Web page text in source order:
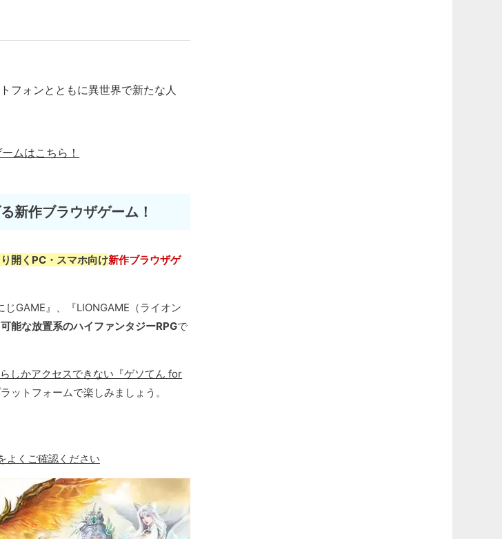
フォンとともに異世界で新たな人
ムはこちら！
新作ブラウザゲーム！
開くPC・スマホ向け新作ブラウザゲ
GAME』、『LIONGAME（ライオン
能な放置系のハイファンタジーRPGで
しかアクセスできない『ゲソてん for
ットフォームで楽しみましょう。
よくご確認ください